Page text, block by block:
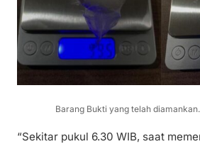
Barang Bukti yang telah
“Sekitar pukul 6.30 WIB, saat